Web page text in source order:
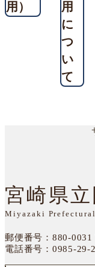
用）
用
に
つ
い
て
宮崎県
Miyazaki
郵便番号：880-0031
電話番号： 0985-29-